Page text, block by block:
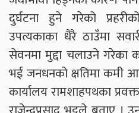
दुर्घटना हुने गरेको
उपत्यकाका धैरै ठाउँमा
सेवनमा मुद्दा चलाउने
भई जनधनको क्षतिमा कमी
कार्यालय रामशाहपथका